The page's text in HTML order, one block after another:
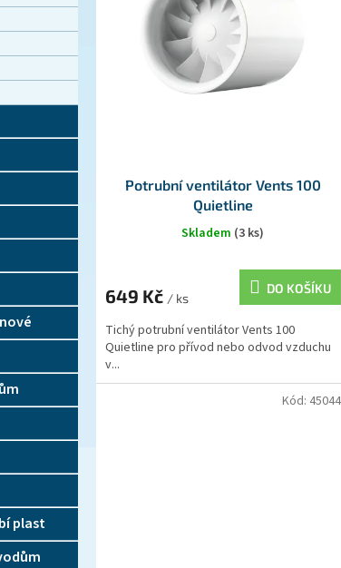
plast
Potrubní ventilátor Vents 100
Quietline
Skladem (3 ks)
649 Kč / ks
DO KOŠÍKU
Tichý potrubní ventilátor Vents 100
Quietline pro přívod nebo odvod vzduchu
v...
Kód: 45044